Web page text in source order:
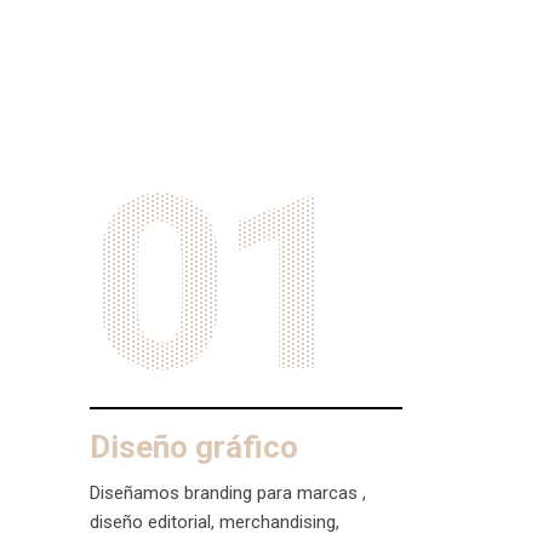
01
Diseño gráfico
Diseñamos branding para marcas ,
diseño editorial, merchandising,